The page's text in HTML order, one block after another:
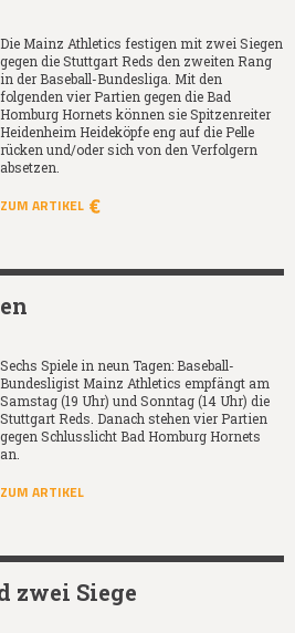
Die Mainz Athletics festigen mit zwei Siegen
gegen die Stuttgart Reds den zweiten Rang
in der Baseball-Bundesliga. Mit den
folgenden vier Partien gegen die Bad
Homburg Hornets können sie Spitzenreiter
Heidenheim Heideköpfe eng auf die Pelle
rücken und/oder sich von den Verfolgern
absetzen.
ZUM ARTIKEL
Sechs Spiele in neun Tagen: Baseball-
Bundesligist Mainz Athletics empfängt am
Samstag (19 Uhr) und Sonntag (14 Uhr) die
Stuttgart Reds. Danach stehen vier Partien
gegen Schlusslicht Bad Homburg Hornets
an.
ZUM ARTIKEL
zwei Siege